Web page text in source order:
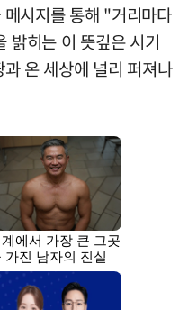
시지를 통해 "거리마다
밝히는 이 뜻깊은 시기
온 세상에 널리 퍼져나